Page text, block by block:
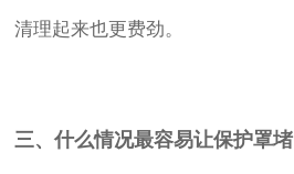
清理起来也更费劲。
三、什么情况最容易让保护罩堵